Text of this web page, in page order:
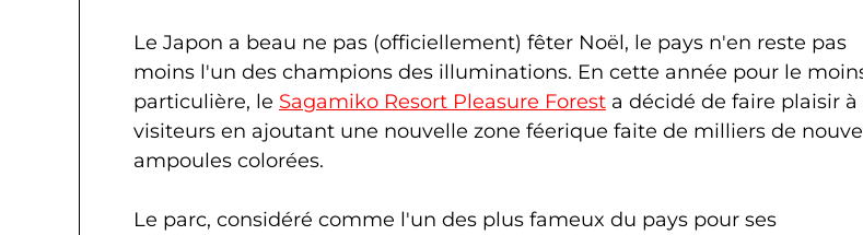
Le Japon a beau ne pas (officiellement) fêter Noël, le pays n'en reste pas
moins l'un des champions des illuminations. En cette année pour le
particulière, le Sagamiko Resort Pleasure Foresta décidé de faire plaisir à
visiteurs en ajoutant une nouvelle zone féerique faite de milliers de
ampoules colorées.
Le parc, considéré comme l'un des plus fameux du pays pour ses